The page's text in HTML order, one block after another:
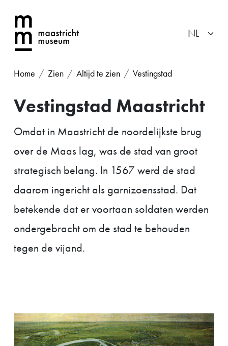
Home Zien Altijd te zien Vestingstad
Vestingstad Maastricht
Omdat in Maastricht de noordelijkste brug
over de Maas lag, was de stad van groot
strategisch belang. In 1567 werd de stad
daarom ingericht als garnizoensstad. Dat
betekende dat er voortaan soldaten werden
ondergebracht om de stad te behouden
tegen de vijand.